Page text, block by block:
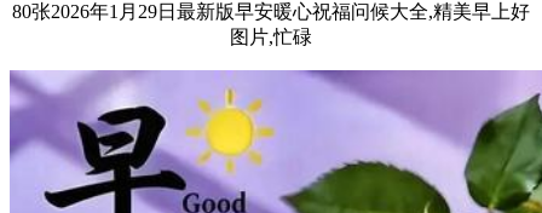
80张2026年1月29日最新版早安暖心祝福问候大全,精美早上好
图片,忙碌